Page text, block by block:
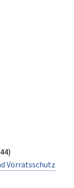
Vorratsschutz